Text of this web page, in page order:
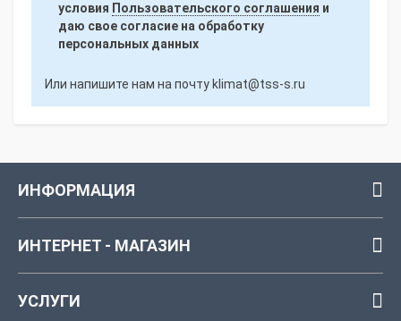
условия Пользовательского соглашения и
даю свое согласие на обработку
персональных данных
Или напишите нам на почту klimat@tss-s.ru
ИНФОРМАЦИЯ
ИНТЕРНЕТ - МАГАЗИН
УСЛУГИ